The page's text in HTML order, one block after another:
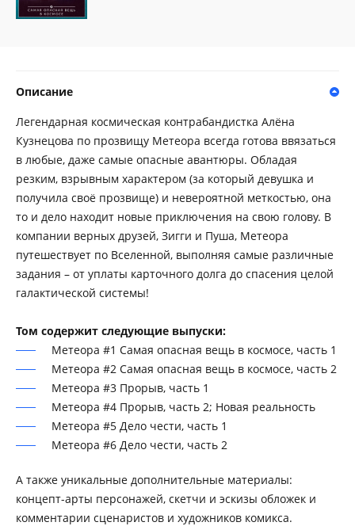
Описание
Легендарная космическая контрабандистка Алёна
Кузнецова по прозвищу Метеора всегда готова ввязаться
в любые, даже самые опасные авантюры. Обладая
резким, взрывным характером (за который девушка и
получила своё прозвище) и невероятной меткостью, она
то и дело находит новые приключения на свою голову. В
компании верных друзей, Зигги и Пуша, Метеора
путешествует по Вселенной, выполняя самые различные
задания – от уплаты карточного долга до спасения целой
галактической системы!
Том содержит следующие выпуски:
Метеора #1 Самая опасная вещь в космосе, часть 1
Метеора #2 Самая опасная вещь в космосе, часть 2
Метеора #3 Прорыв, часть 1
Метеора #4 Прорыв, часть 2; Новая реальность
Метеора #5 Дело чести, часть 1
Метеора #6 Дело чести, часть 2
А также уникальные дополнительные материалы:
концепт-арты персонажей, скетчи и эскизы обложек и
комментарии сценаристов и художников комикса.